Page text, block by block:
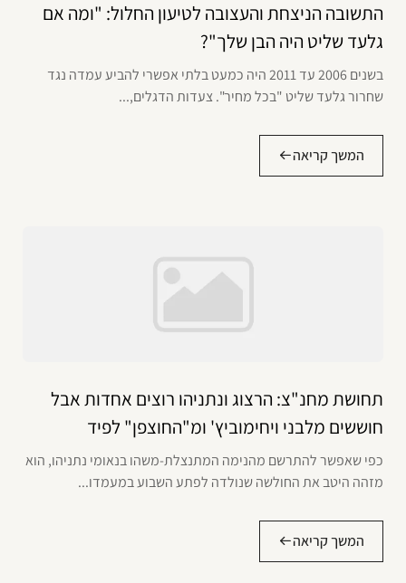
התשובה הניצחת והעצובה לטיעון החלול: "ומה אם
גלעד שליט היה הבן שלך"?
בשנים 2006 עד 2011 היה כמעט בלתי אפשרי להביע עמדה נגד
שחרור גלעד שליט "בכל מחיר". צעדות הדגלים,...
המשך קריאה
תחושת מחנ"צ: הרצוג ונתניהו רוצים אחדות אבל
חוששים מלבני ויחימוביץ' ומ"החוצפן" לפיד
כפי שאפשר להתרשם מהנימה המתנצלת-משהו בנאומי נתניהו, הוא
מזהה היטב את החולשה שנולדה לפתע השבוע במעמדו...
המשך קריאה